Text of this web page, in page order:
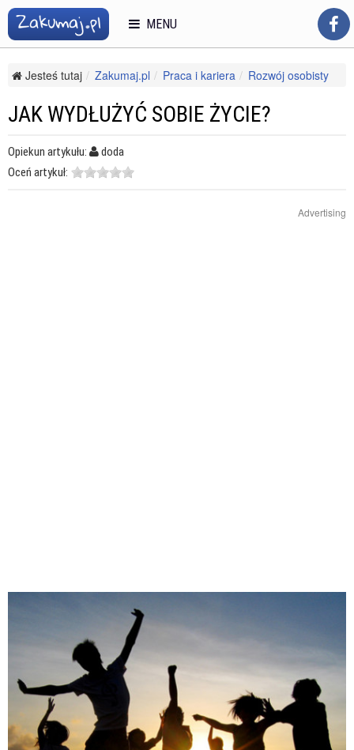
Jesteś tutaj Zakumaj.pl Praca i kariera
Rozwój osobisty
JAK WYDŁUŻYĆ SOBIE ŻYCIE?
Opiekun artykułu:
doda
Oceń artykuł:
Advertising
MENU